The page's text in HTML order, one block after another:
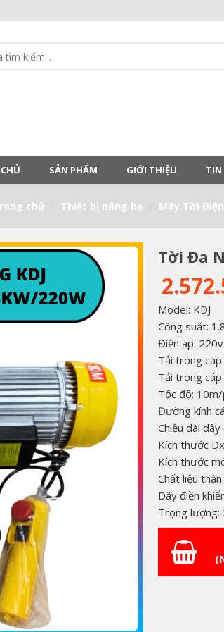
SẢN PHẨM GIỚI THIỆU
chủ Thiết bị nâng hạ Máy Tời Điện
Tời Đa
Model: KDJ
Công suất:
Điện áp: 220v
Tải trọng
Tải trọng
Tốc độ:
Đường kính
Chiều dài
Kích thước
Kích thước
Chất liệu
Dây điền
Trọng lượng: